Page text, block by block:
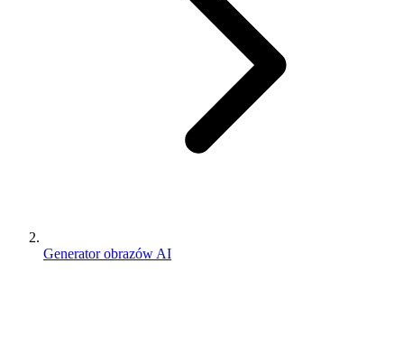
Generator obrazów AI